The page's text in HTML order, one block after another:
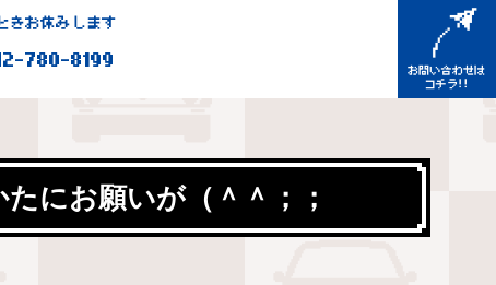
お休みします
780-8199
にお願いが（＾＾；；